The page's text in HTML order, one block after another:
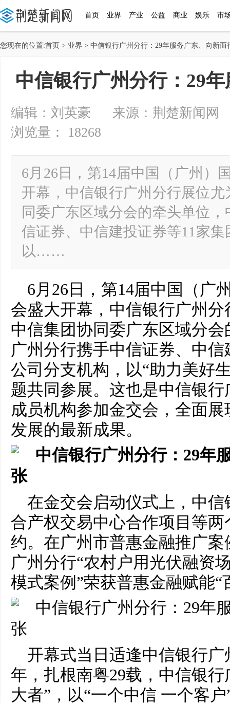
首页 业界 产业 公益 商业 娱乐 市
您现在的位置:首页 > 业界 > 中信银行广州分行：29年服务广东、向新而
中信银行广州分行：29
编辑：刘英豪 来源：荆楚新闻网
浏览量： 18268
6月26日，第14届中国（广州）
开幕，中信银行广州分行展位
同委广东区域分会的牵头单位
信证券、中信建投证券等11家
以……
6月26日，第14届中国（广
会盛大开幕，中信银行广州
中信集团协同委广东区域分
广州分行携手中信证券、中
公司分支机构，以“助力美好
题共同参展。这也是中信银
成员机构参加金交会，全面
发展的最新成果。
在金交会启动仪式上，中
合产权交易中心合作项目等
约。在广州市普惠金融推广
广州分行“农村户用光伏融资
模式案例”荣获普惠金融赋能
开幕式当日适逢中信银行
年，扎根南粤29载，中信银
大者”，以“一个中信 一个客